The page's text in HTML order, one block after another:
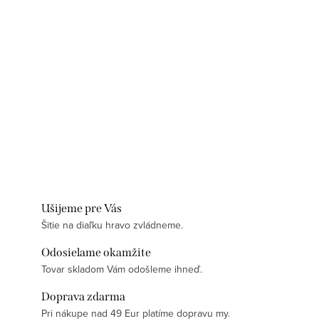
Ušijeme pre Vás
Šitie na diaľku hravo zvládneme.
Odosielame okamžite
Tovar skladom Vám odošleme ihneď.
Doprava zdarma
Pri nákupe nad 49 Eur platíme dopravu my.